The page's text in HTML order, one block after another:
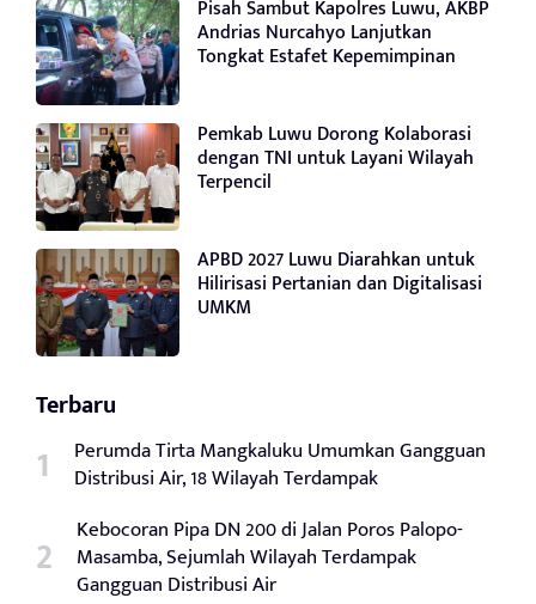
Pisah Sambut Kapolres Luwu, AKBP
Andrias Nurcahyo Lanjutkan
Tongkat Estafet Kepemimpinan
Pemkab Luwu Dorong Kolaborasi
dengan TNI untuk Layani Wilayah
Terpencil
APBD 2027 Luwu Diarahkan untuk
Hilirisasi Pertanian dan Digitalisasi
UMKM
Terbaru
Perumda Tirta Mangkaluku Umumkan Gangguan
Distribusi Air, 18 Wilayah Terdampak
Kebocoran Pipa DN 200 di Jalan Poros Palopo-
Masamba, Sejumlah Wilayah Terdampak
Gangguan Distribusi Air